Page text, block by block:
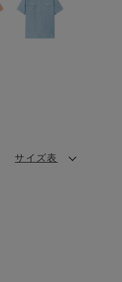
サイズ表